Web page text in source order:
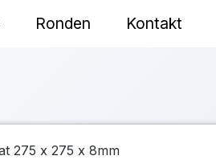
Ronden Kontakt